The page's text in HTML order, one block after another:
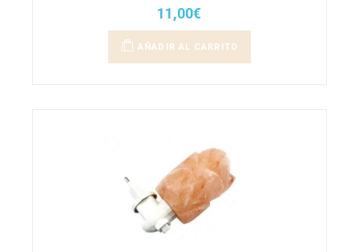
11,00€
AÑADIR AL CARRITO